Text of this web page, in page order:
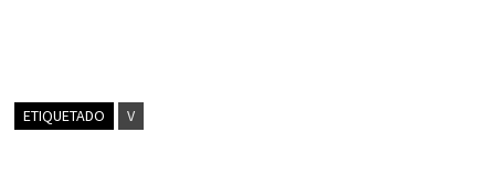
ETIQUETADO V